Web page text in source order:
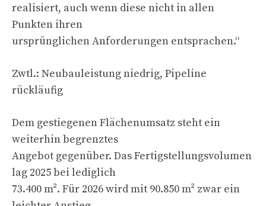
realisiert, auch wenn diese nicht in allen
Punkten ihren
ursprünglichen Anforderungen entsprachen.“
Zwtl.: Neubauleistung niedrig, Pipeline
rückläufig
Dem gestiegenen Flächenumsatz steht ein
weiterhin begrenztes
Angebot gegenüber. Das Fertigstellungsvolumen
lag 2025 bei lediglich
73.400 m². Für 2026 wird mit 90.850 m² zwar ein